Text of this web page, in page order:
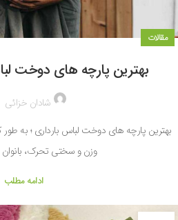
مقالات
بهترین پارچه های دوخت
شادان خزائی
بهترین پارچه های دوخت لباس بارداری ؛ به طور
وزن و سختی تحرک، بانوان
ادامه مطلب